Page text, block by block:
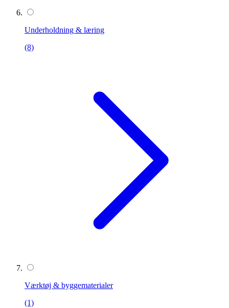
Underholdning & læring
(8)
Værktøj & byggematerialer
(1)